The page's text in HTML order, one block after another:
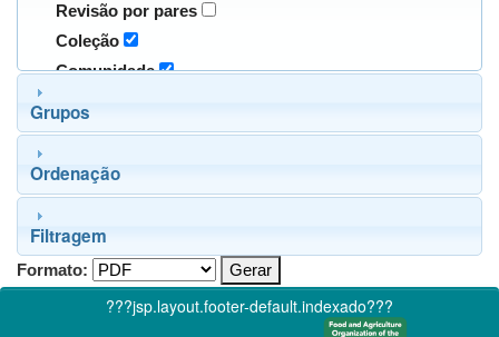
Revisão por pares
Coleção
Comunidade
Grupos
Ordenação
Filtragem
Formato:
???jsp.layout.footer-default.indexado???